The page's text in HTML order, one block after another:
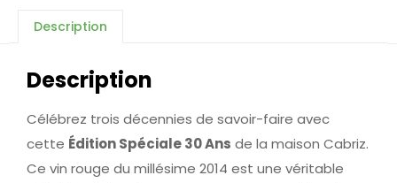
Description
Description
Célébrez trois décennies de savoir-faire avec
cette Édition Spéciale 30 Ans de la maison Cabriz.
Ce vin rouge du millésime 2014 est une véritable